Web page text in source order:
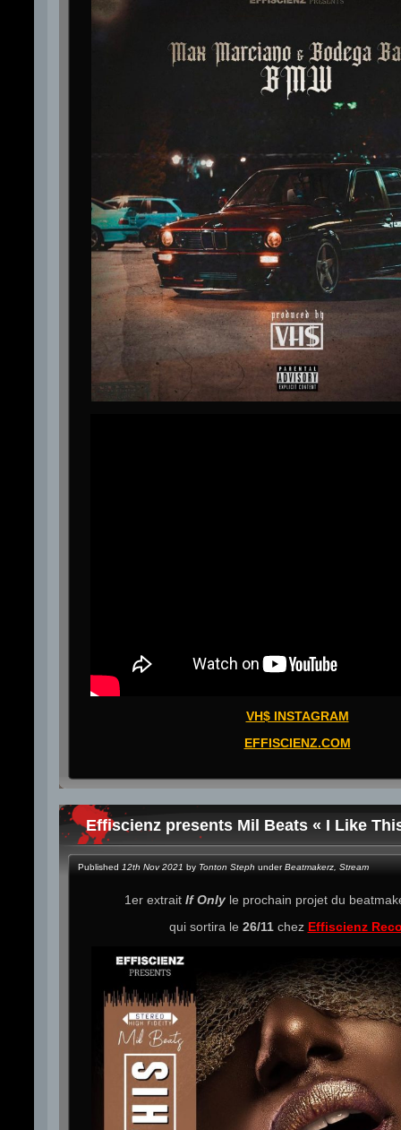
VH$ INSTAGRAM
EFFISCIENZ.COM
Effiscienz presents Mil Beats « I Like
Published 12th Nov 2021 by Tonton Steph underBeatmakerz Stream
1er extrait If Only le prochain projet du
qui sortira le 26/11chez Effiscienz